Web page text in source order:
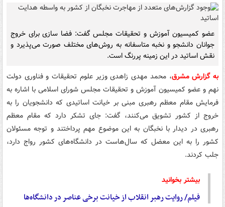
عضو کمیسیون آموزش و تحقیقات مجلس گفت: فضا سازی برای خروج
جوانان دانشجو و نخبه متاسفانه به روش‌های مختلف صورت می‌پذیرد و
نقش اساتید در این زمینه پررنگ است.
به گزارش مشرق، محمد مهدی زاهدی وزیر علوم تحقیقات و فناوری دولت
نهم و عضو کمیسیون آموزش و تحقیقات مجلس شورای اسلامی با اشاره به
فرمایش مقام معظم رهبری مبنی بر خیانت اساتیدی که دانشجویان را به
خروج از کشور تشویق می‌کنند، گفت: جای تشکر دارد که مقام معظم
رهبری در دیدار با نخبگان به این موضوع مهم پرداختند و توجه مسئولان
کشور را به این معضل که سال‌هاست در دانشگاه‌های کشور رواج دارد،
جلب کردند.
بیشتر بخوانید
فیلم/ روایت رهبر انقلاب از خیانت برخی عناصر در دانشگاه‌ها